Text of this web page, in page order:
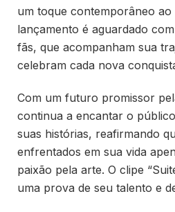
um toque contemporâneo ao
lançamento é aguardado
fãs, que acompanham sua
celebram cada nova
Com um futuro promissor
continua a encantar o
suas histórias, reafirmando
enfrentados em sua vida
paixão pela arte. O clipe
uma prova de seu talento e